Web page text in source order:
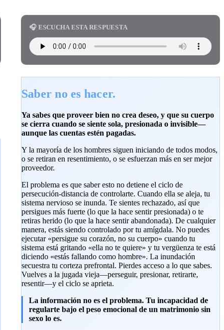
🎧 ESCUCHA ESTA RESPUESTA
Saber no es hacer.
Ya sabes que proveer bien no crea deseo, y que su cuerpo
se cierra cuando se siente sola, presionada o invisible—
aunque las cuentas estén pagadas.
Y la mayoría de los hombres siguen iniciando de todos modos,
o se retiran en resentimiento, o se esfuerzan más en ser mejor
proveedor.
El problema es que saber esto no detiene el ciclo de
persecución-distancia de controlarte. Cuando ella se aleja, tu
sistema nervioso se inunda. Te sientes rechazado, así que
persigues más fuerte (lo que la hace sentir presionada) o te
retiras herido (lo que la hace sentir abandonada). De cualquier
manera, estás siendo controlado por tu amígdala. No puedes
ejecutar «persigue su corazón, no su cuerpo» cuando tu
sistema está gritando «ella no te quiere» y tu vergüenza te está
diciendo «estás fallando como hombre». La inundación
secuestra tu corteza prefrontal. Pierdes acceso a lo que sabes.
Vuelves a la jugada vieja—perseguir, presionar, retirarte,
resentir—y el ciclo se aprieta.
La información no es el problema. Tu incapacidad de
regularte bajo el peso emocional de un matrimonio sin
sexo lo es.